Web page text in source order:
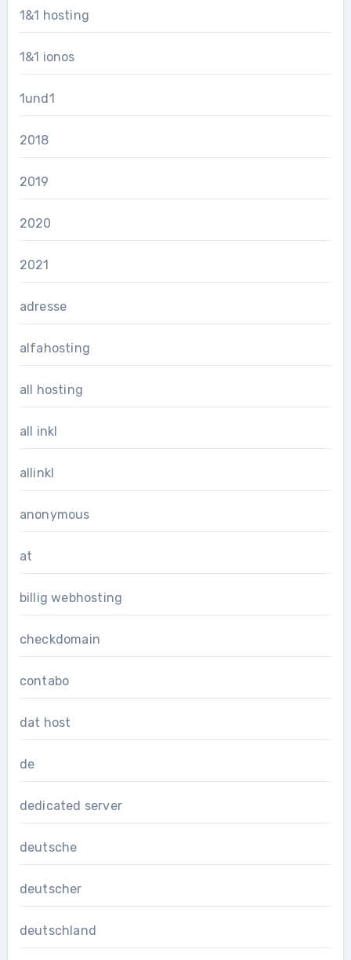
1&1 hosting
1&1 ionos
1und1
2018
2019
2020
2021
adresse
alfahosting
all hosting
all inkl
allinkl
anonymous
at
billig webhosting
checkdomain
contabo
dat host
de
dedicated server
deutsche
deutscher
deutschland